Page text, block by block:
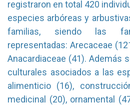
registraron en total 420
especies arbóreas y
familias, siendo las
representadas: Arecaceae
Anacardiaceae (41). Además
culturales asociados a las
alimenticio (16),
medicinal (20), ornamental